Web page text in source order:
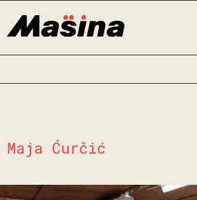
Maja Ćurčić